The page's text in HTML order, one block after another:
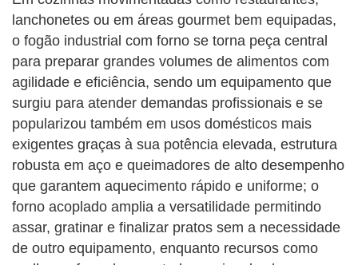
lanchonetes ou em áreas gourmet bem equipadas,
o fogão industrial com forno se torna peça central
para preparar grandes volumes de alimentos com
agilidade e eficiência, sendo um equipamento que
surgiu para atender demandas profissionais e se
popularizou também em usos domésticos mais
exigentes graças à sua potência elevada, estrutura
robusta em aço e queimadores de alto desempenho
que garantem aquecimento rápido e uniforme; o
forno acoplado amplia a versatilidade permitindo
assar, gratinar e finalizar pratos sem a necessidade
de outro equipamento, enquanto recursos como